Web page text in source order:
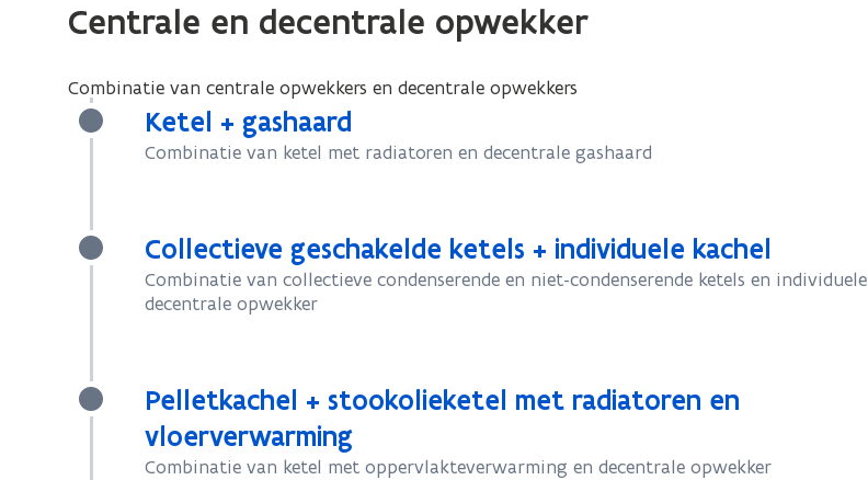
Centrale en decentrale opwekker
Combinatie van centrale opwekkers en decentrale opwekkers
Ketel + gashaard
Combinatie van ketel met radiatoren en decentrale gashaard
Collectieve geschakelde ketels + individuele kachel
Combinatie van collectieve condenserende en niet-condenserende ketels en individuele
decentrale opwekker
Pelletkachel + stookolieketel met radiatoren en
vloerverwarming
Combinatie van ketel met oppervlakteverwarming en decentrale opwekker